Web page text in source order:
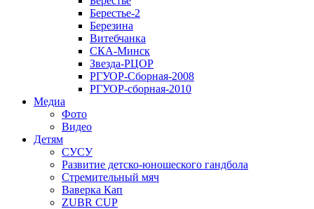
Берестье-2
Березина
Витебчанка
СКА-Минск
Звезда-РЦОР
РГУОР-Сборная-2008
РГУОР-сборная-2010
Медиа
Фото
Видео
Детям
СУСУ
Развитие детско-юношеского гандбола
Стремительный мяч
Ваверка Кап
ZUBR CUP